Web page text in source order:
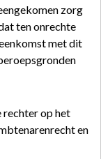
zorg
ten onrechte
met dit
rechter op het
en